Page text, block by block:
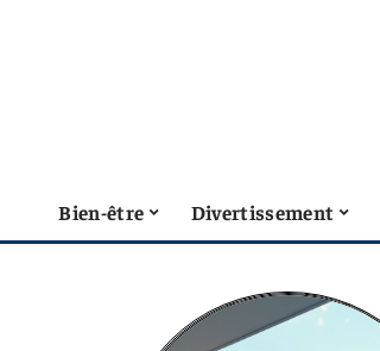
Bien-être Divertissement